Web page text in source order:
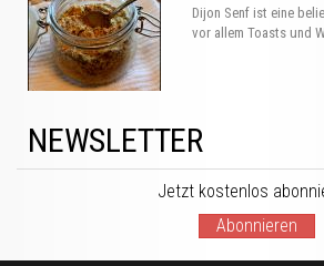
Dijon Senf ist eine
vor allem Toasts und
NEWSLETTER
Jetzt kostenlos
Abonnieren